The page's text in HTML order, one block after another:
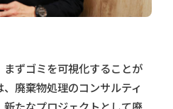
ずゴミを可視化することが
廃棄物処理のコンサルティ